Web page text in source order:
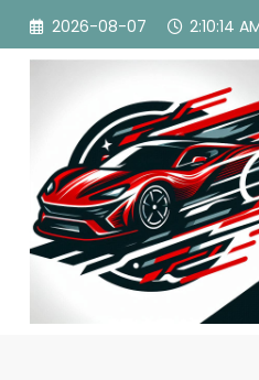
Przejdź
treści
2026-08-07 2:10:16